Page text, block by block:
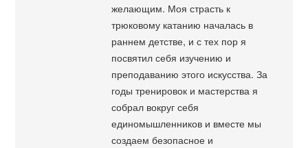
желающим. Моя страсть к
трюковому катанию началась в
раннем детстве, и с тех пор я
посвятил себя изучению и
преподаванию этого искусства. За
годы тренировок и мастерства я
собрал вокруг себя
единомышленников и вместе мы
создаем безопасное и